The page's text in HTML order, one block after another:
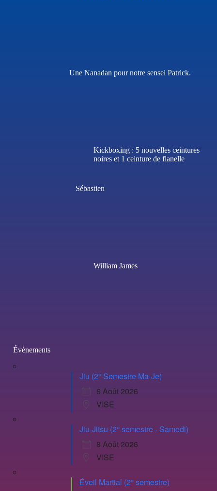
Une Nanadan pour notre sensei Patrick.
Kickboxing : 5 nouvelles ceintures
noires et 1 ceinture de flanelle
Sébastien
William James
Évènements
Jiu (2° Semestre Ma-Je)
6 Août 2026
VISE
Jiu-Jitsu (2° semestre - Samedi)
8 Août 2026
VISE
Éveil Martial (2° semestre)